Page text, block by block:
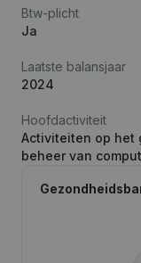
Btw-plicht
Ja
Laatste balansjaar
2024
Hoofdactiviteit
Activiteiten op het
beheer van